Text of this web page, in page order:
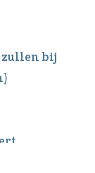
zullen bij